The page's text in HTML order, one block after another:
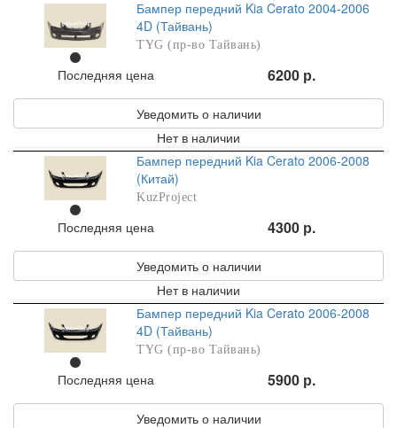
Бампер передний Kia Cerato 2004-2006
4D (Тайвань)
TYG (пр-во Тайвань)
Последняя цена 6200 р.
Уведомить о наличии
Нет в наличии
Бампер передний Kia Cerato 2006-2008
(Китай)
KuzProject
Последняя цена 4300 р.
Уведомить о наличии
Нет в наличии
Бампер передний Kia Cerato 2006-2008
4D (Тайвань)
TYG (пр-во Тайвань)
Последняя цена 5900 р.
Уведомить о наличии